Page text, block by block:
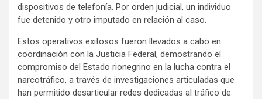
dispositivos de telefonía. Por orden judicial, un individuo
fue detenido y otro imputado en relación al caso.
Estos operativos exitosos fueron llevados a cabo en
coordinación con la Justicia Federal, demostrando el
compromiso del Estado rionegrino en la lucha contra el
narcotráfico, a través de investigaciones articuladas que
han permitido desarticular redes dedicadas al tráfico de